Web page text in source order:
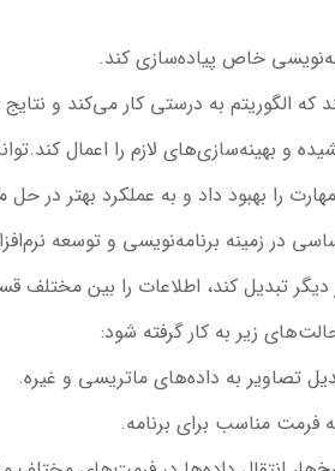
خاص پیاده‌سازی کند.
که الگوریتم به درستی کار می‌کند و
و بهینه‌سازی‌های لازم را اعمال کند.
را بهبود داد و به عملکرد بهتر در
در زمینه برنامه‌نویسی و توسعه
تبدیل کند، اطلاعات را بین مختلف
زیر به کار گرفته شود:
تصاویر به داده‌های ماتریسی و غیره.
فرمت مناسب برای برنامه.